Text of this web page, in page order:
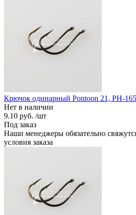
Крючок одинарный Pontoon 21, PH-
Нет в наличии
9.10 руб. /шт
Под заказ
Наши менеджеры обязательно
условия заказа